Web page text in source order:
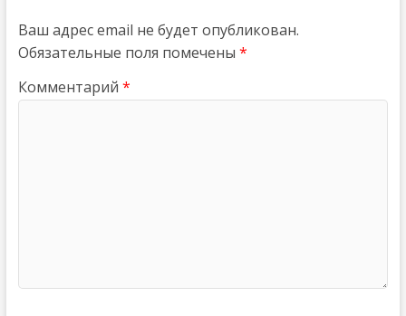
Ваш адрес email не будет опубликован.
Обязательные поля помечены *
Комментарий *